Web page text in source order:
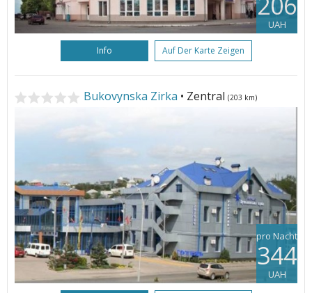
UAH
Info Auf Der Karte Zeigen
Bukovynska Zirka • Zentral (203 km)
pro Nacht
344
UAH